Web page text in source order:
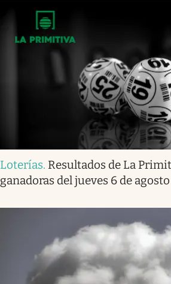
Loterías. Resultados de La
ganadoras del jueves 6 de agosto